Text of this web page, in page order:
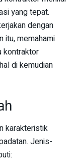
yang tepat.
dengan
itu, memahami
kontraktor
di kemudian
karakteristik
Jenis-